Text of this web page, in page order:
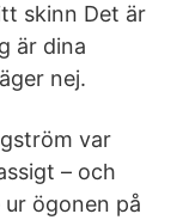
skinn Det är
är dina
nej.
var
– och
ögonen på